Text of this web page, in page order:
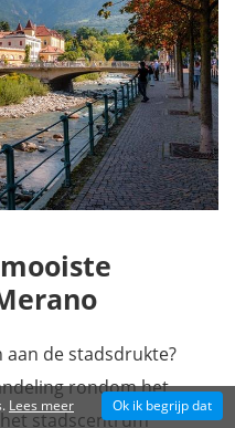
aan de stadsdrukte?
rondom het
stadscentrum
Lees meer Ok ik begrijp dat